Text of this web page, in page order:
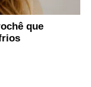
que